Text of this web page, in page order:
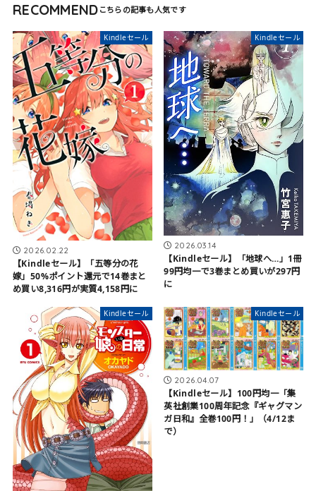
RECOMMEND
Kindleセール
2026.02.22
【Kindleセール】「五等分の花
嫁」50%ポイント還元で14巻まと
め買い8,316円が実質4,158円に
Kindleセール
2026.03.14
【Kindleセール】「地球へ…」1冊
99円均一で3巻まとめ買いが297円
に
Kindleセール Kindleセール
2026.04.07
【Kindleセール】100円均一「集
英社創業100周年記念『ギャグマン
ガ日和』全巻100円！」（4/12ま
で）